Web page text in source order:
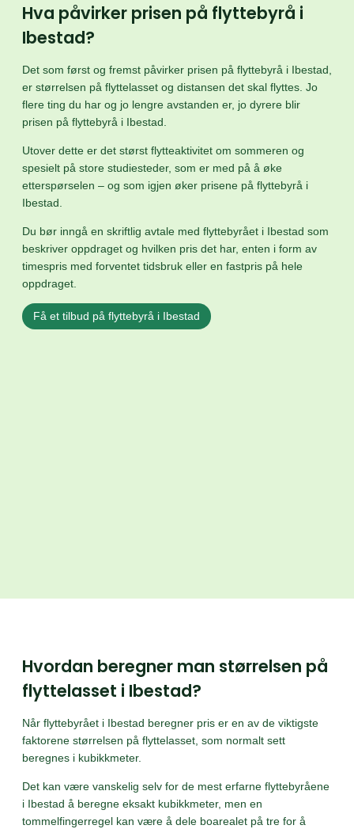
Hva påvirker prisen på flyttebyrå i
Ibestad?
Det som først og fremst påvirker prisen på flyttebyrå i Ibestad,
er størrelsen på flyttelasset og distansen det skal flyttes. Jo
flere ting du har og jo lengre avstanden er, jo dyrere blir
prisen på flyttebyrå i Ibestad.
Utover dette er det størst flytteaktivitet om sommeren og
spesielt på store studiesteder, som er med på å øke
etterspørselen – og som igjen øker prisene på flyttebyrå i
Ibestad.
Du bør inngå en skriftlig avtale med flyttebyrået i Ibestad som
beskriver oppdraget og hvilken pris det har, enten i form av
timespris med forventet tidsbruk eller en fastpris på hele
oppdraget.
Få et tilbud på flyttebyrå i Ibestad
Hvordan beregner man størrelsen på
flyttelasset i Ibestad?
Når flyttebyrået i Ibestad beregner pris er en av de viktigste
faktorene størrelsen på flyttelasset, som normalt sett
beregnes i kubikkmeter.
Det kan være vanskelig selv for de mest erfarne flyttebyråene
i Ibestad å beregne eksakt kubikkmeter, men en
tommelfingerregel kan være å dele boarealet på tre for å